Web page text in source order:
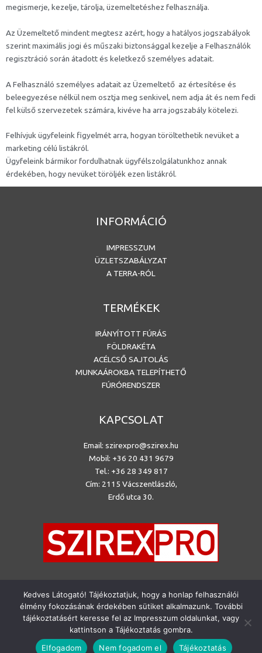
megismerje, kezelje, tárolja, üzemeltetéshez felhasználja.
Az Üzemeltető mindent megtesz azért, hogy a hatályos jogszabályok
szerint maximális jogi és műszaki biztonsággal kezelje a Felhasználók
regisztráció során átadott és keletkező személyes adatait.
A Felhasználó személyes adatait az Üzemeltető az értesítése és
beleegyezése nélkül nem osztja meg senkivel, nem adja át és nem fedi
fel külső szervezetek számára, kivéve ha arra jogszabály kötelezi.
Felhívjuk ügyfeleink figyelmét arra, hogyan töröltethetik nevüket a
marketing célú listákról.
Ügyfeleink bármikor fordulhatnak ügyfélszolgálatunkhoz annak
érdekében, hogy nevüket töröljék ezen listákról.
INFORMÁCIÓ
IMPRESSZUM
ÜZLETSZABÁLYZAT
A TERRA-RÓL
TERMÉKEK
IRÁNYÍTOTT FÚRÁS
FÖLDRAKÉTA
ACÉLCSŐ SAJTOLÁS
MUNKAÁROKBA TELEPÍTHETŐ
FÚRÓRENDSZER
KAPCSOLAT
Email: szirexpro@szirex.hu
Mobil: +36 20 431 9679
Tel.: +36 28 349 817
Cím: 2115 Vácszentlászló,
Erdő utca 30.
Copyright © 2026| SZIREXPRO KFT.
Kedves Látogató! Tájékoztatjuk, hogy a honlap felhasználói
élmény fokozásának érdekében sütiket alkalmazunk. További
tájékoztatásért keresse fel az Impresszum oldalunkat, vagy
kattintson a Tájékoztatás gombra.
Elfogadom
Nem fogadom el Tájékoztatás